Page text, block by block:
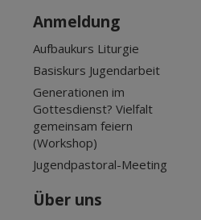
Anmeldung
Aufbaukurs Liturgie
Basiskurs Jugendarbeit
Generationen im
Gottesdienst? Vielfalt
gemeinsam feiern
(Workshop)
Jugendpastoral-Meeting
Über uns